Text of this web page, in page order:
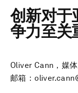
创新对于
争力至关
Oliver Cann，媒
邮箱：